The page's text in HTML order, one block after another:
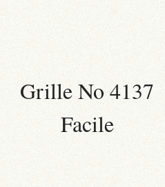
Grille No 4137
Facile